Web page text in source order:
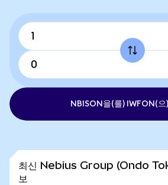
NBISON을(를) IWFON(으
최신 Nebius Group (Ondo
보